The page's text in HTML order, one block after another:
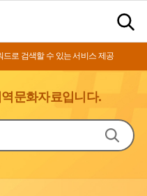
로 검색할 수 있는 서비스 제공
문화자료입니다.